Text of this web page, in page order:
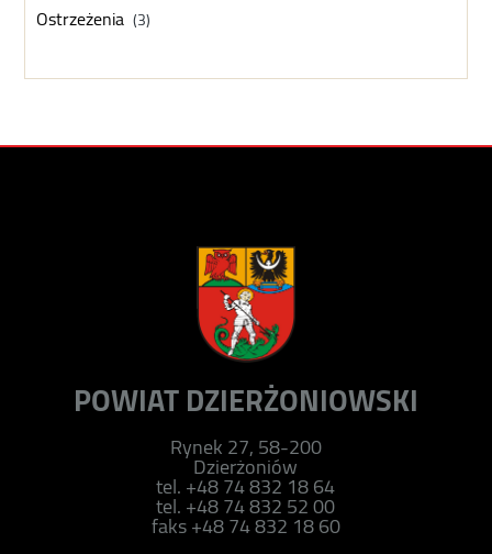
Ostrzeżenia (3)
POWIAT DZIERŻONIOWSKI
Rynek 27, 58-200
Dzierżoniów
tel. +48 74 832 18 64
tel. +48 74 832 52 00
faks +48 74 832 18 60